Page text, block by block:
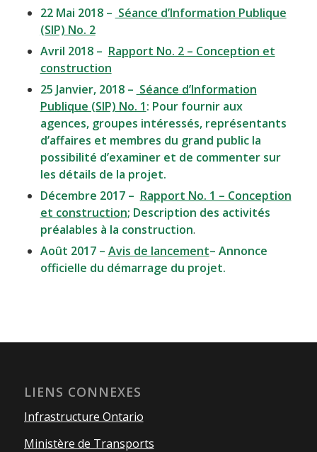
22 Mai 2018 – Séance d’Information Publique
(SIP) No. 2
Avril 2018 – Rapport No. 2 – Conception et
construction
25 Janvier, 2018 – Séance d’Information
Publique (SIP) No. 1: Pour fournir aux
agences, groupes intéressés, représentants
d’affaires et membres du grand public la
possibilité d’examiner et de commenter sur
les détails de la projet.
Décembre 2017 – Rapport No. 1 – Conception
et construction; Description des activités
préalables à la construction.
Août 2017 – Avis de lancement– Annonce
officielle du démarrage du projet.
LIENS CONNEXES
Infrastructure Ontario
Ministère de Transports